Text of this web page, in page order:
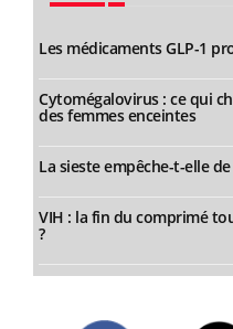
Les médicaments GLP-1
Cytomégalovirus : ce qui
des femmes enceintes
La sieste empêche-t-elle
VIH : la fin du comprimé
?